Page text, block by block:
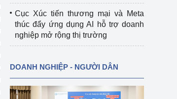
Cục Xúc tiến thương mại và Meta
thúc đẩy ứng dụng AI hỗ trợ doanh
nghiệp mở rộng thị trường
DOANH NGHIỆP - NGƯỜI DÂN